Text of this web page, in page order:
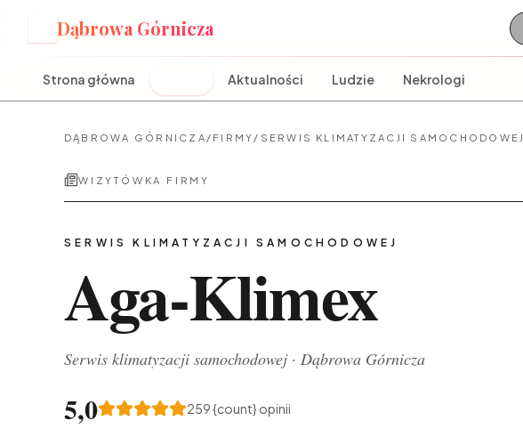
Dąbrowa Górnicza
Strona główna Aktualności Ludzie Nekrologi
DĄBROWA GÓRNICZA / FIRMY / SERWIS KLIMATYZACJI SAMOCHODOWEJ
WIZYTÓWKA FIRMY
SERWIS KLIMATYZACJI SAMOCHODOWEJ
Aga-Klimex
Serwis klimatyzacji samochodowej· Dąbrowa Górnicza
5,0 259{count} opinii